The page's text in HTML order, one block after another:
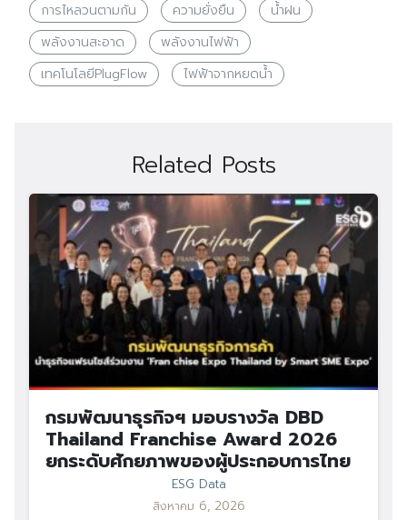
การไหลวนตามกัน ความยั่งยืน
น้ำฝน
พลังงานสะอาด
พลังงานไฟฟ้า
เทคโนโลยีPlugFlow
ไฟฟ้าจากหยดน้ำ
Related Posts
กรมพัฒนาธุรกิจฯ มอบรางวัล DBD
Thailand Franchise Award 2026
ยกระดับศักยภาพของผู้ประกอบการไทย
ESG Data
สิงหาคม 6, 2026